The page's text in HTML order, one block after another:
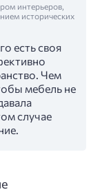
интерьеров,
исторических
есть своя
Чем
мебель не
случае